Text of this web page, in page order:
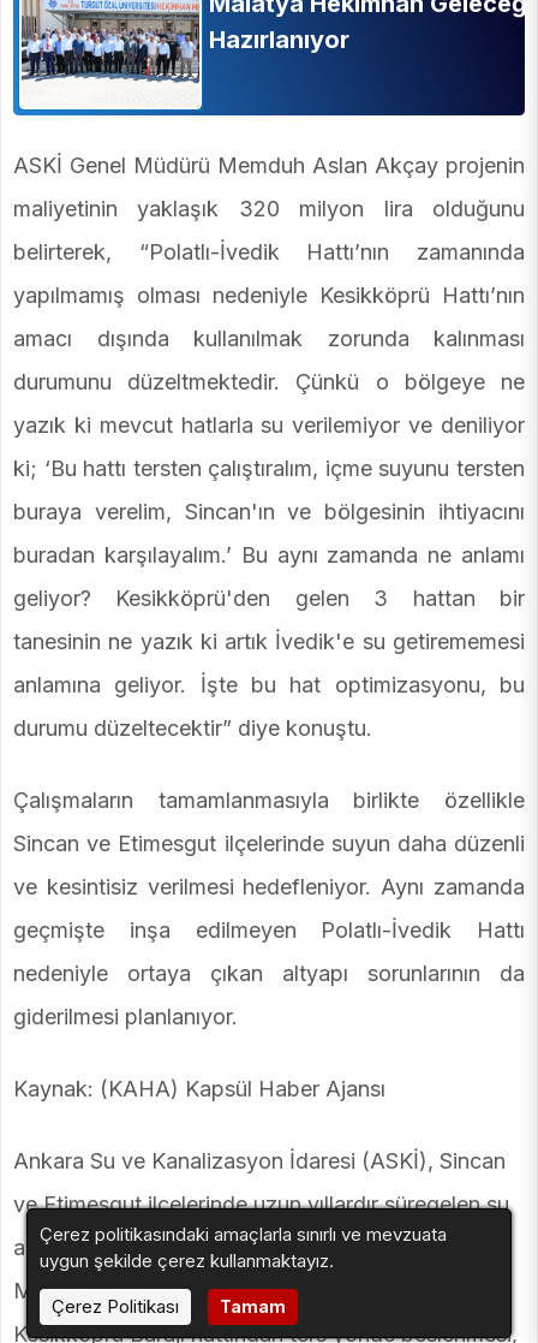
Hazırlanıyor
ASKİ Genel Müdürü Memduh Aslan Akçay projenin
maliyetinin yaklaşık 320 milyon lira olduğunu
belirterek, “Polatlı-İvedik Hattı’nın zamanında
yapılmamış olması nedeniyle Kesikköprü Hattı’nın
amacı dışında kullanılmak zorunda kalınması
durumunu düzeltmektedir. Çünkü o bölgeye ne
yazık ki mevcut hatlarla su verilemiyor ve deniliyor
ki; ‘Bu hattı tersten çalıştıralım, içme suyunu tersten
buraya verelim, Sincan'ın ve bölgesinin ihtiyacını
buradan karşılayalım.’ Bu aynı zamanda ne anlamı
geliyor? Kesikköprü'den gelen 3 hattan bir
tanesinin ne yazık ki artık İvedik'e su getirememesi
anlamına geliyor. İşte bu hat optimizasyonu, bu
durumu düzeltecektir” diye konuştu.
Çalışmaların tamamlanmasıyla birlikte özellikle
Sincan ve Etimesgut ilçelerinde suyun daha düzenli
ve kesintisiz verilmesi hedefleniyor. Aynı zamanda
geçmişte inşa edilmeyen Polatlı-İvedik Hattı
nedeniyle ortaya çıkan altyapı sorunlarının da
giderilmesi planlanıyor.
Kaynak: (KAHA) Kapsül Haber Ajansı
Ankara Su ve Kanalizasyon İdaresi (ASKİ), Sincan
ve Etimesgut ilçelerinde uzun yıllardır süregelen su
altyapısı sorunlarına köklü bir çözüm getiriyor.
Mevcut durumda, TC-2 İçme Suyu Deposu'nun
Kesikköprü Barajı hattından ters yönde beslenmesi,
Çerez politikasındaki amaçlarla sınırlı ve mevzuata
uygun şekilde çerez kullanmaktayız.
Çerez Politikası
Tamam